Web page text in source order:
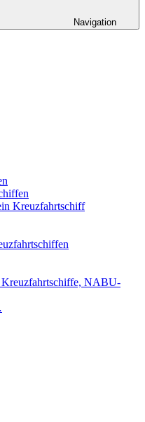
Navigation
Kreuzfahrtschiff
NABU-